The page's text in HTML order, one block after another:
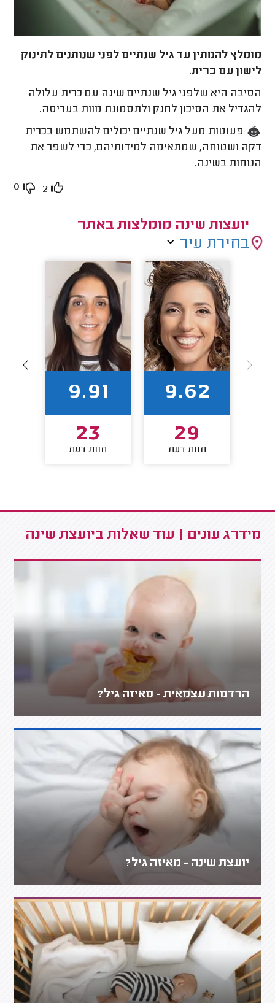
מומלץ להמתין עד גיל שנתיים לפני שנותנים לתינוק
לישון עם כרית.
הסיבה היא שלפני גיל שנתיים שינה עם כרית עלולה
להגדיל את הסיכון לחנק ולתסמונת מוות בעריסה.
פעוטות מעל גיל שנתיים יכולים להשתמש בכרית
דקה ושטוחה, שמתאימה למידותיהם, כדי לשפר את
הנוחות בשינה.
2
0
יועצות שינה מומלצות באתר
בחירת עיר
9.62
29
חוות דעת
9.91
23
חוות דעת
מידרג עונים | עוד שאלות ביועצת שינה
הרדמות עצמאית - מאיזה גיל?
יועצת שינה - מאיזה גיל?